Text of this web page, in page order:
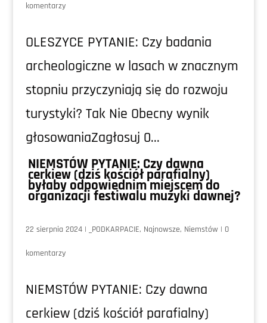
komentarzy
OLESZYCE PYTANIE: Czy badania
archeologiczne w lasach w znacznym
stopniu przyczyniają się do rozwoju
turystyki? Tak Nie Obecny wynik
głosowaniaZagłosuj 0...
NIEMSTÓW PYTANIE: Czy dawna
cerkiew (dziś kościół parafialny)
byłaby odpowiednim miejscem do
organizacji festiwalu muzyki dawnej?
22 sierpnia 2024| _PODKARPACIE, Najnowsze, Niemstów| 0
komentarzy
NIEMSTÓW PYTANIE: Czy dawna
cerkiew (dziś kościół parafialny)